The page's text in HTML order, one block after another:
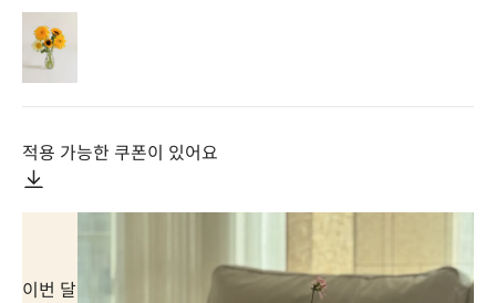
적용 가능한 쿠폰이 있어요
이번 달